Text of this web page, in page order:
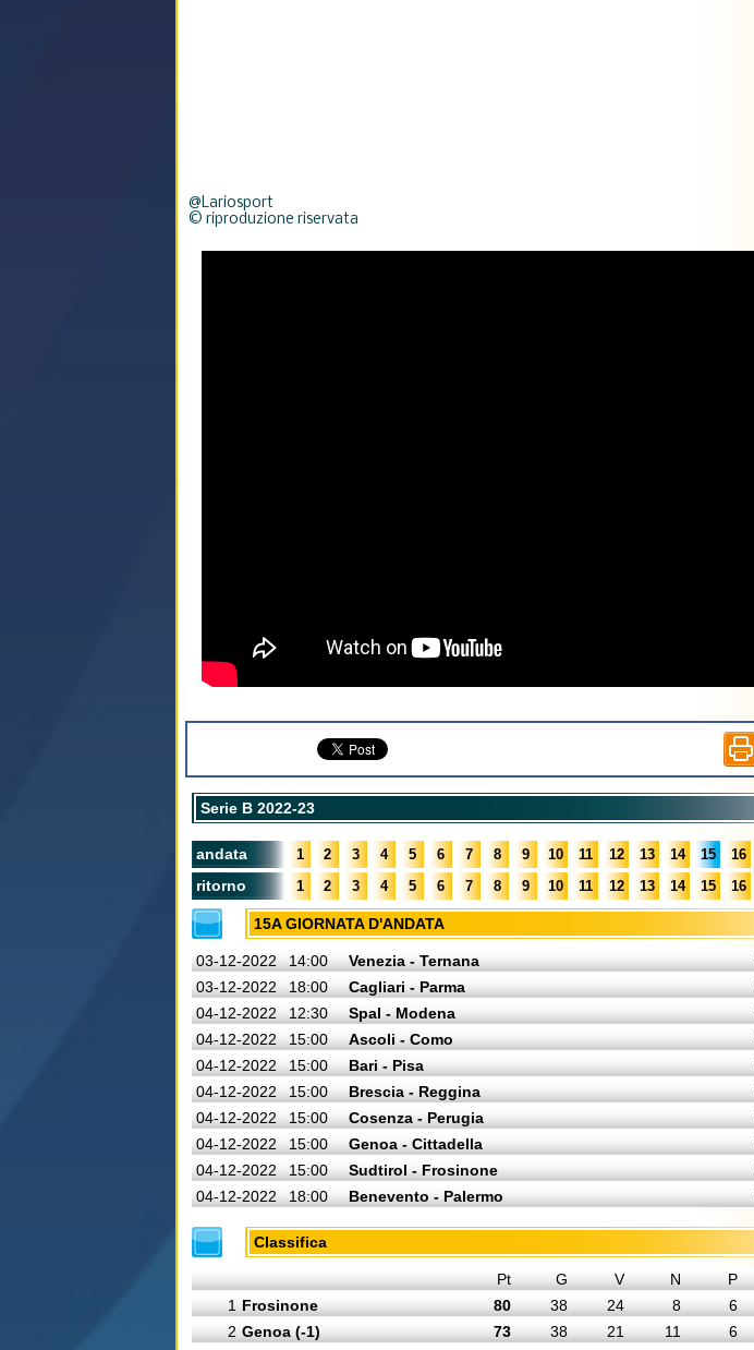
@Lariosport
© riproduzione riservata
Serie B 2022-23
andata 1 2 3 4 5 6 7 8 9 10 11 12 13 14 15 16
ritorno 1 2 3 4 5 6 7 8 9 10 11 12 13 14 15 16
15A GIORNATA D'ANDATA
03-12-2022 14:00 Venezia - Ternana
03-12-2022
18:00 Cagliari - Parma
04-12-2022
12:30 Spal - Modena
04-12-2022
15:00 Ascoli - Como
04-12-2022
15:00 Bari - Pisa
04-12-2022
15:00 Brescia - Reggina
04-12-2022
15:00 Cosenza - Perugia
04-12-2022
15:00 Genoa - Cittadella
04-12-2022
15:00 Sudtirol - Frosinone
04-12-2022
18:00 Benevento - Palermo
Classifica
Pt G V N P
1 Frosinone 80 38 24 8 6
2 Genoa (-1) 73 38 21 11 6